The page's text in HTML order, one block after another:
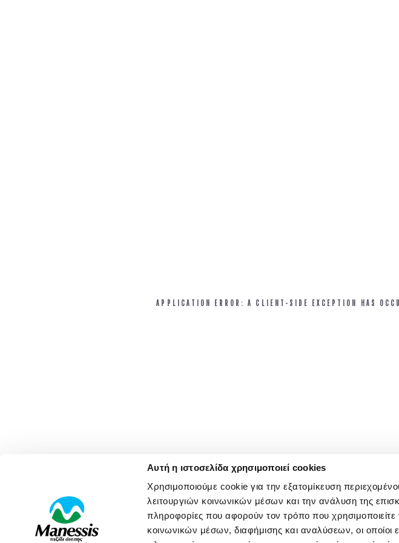
Αυτή η ιστοσελίδα χρησιμοποιεί cookies
Χρησιμοποιούμε cookie για την εξατομίκευση
λειτουργιών κοινωνικών μέσων και την ανάλυση της
πληροφορίες που αφορούν τον τρόπο που χρησιμοποιείτε
κοινωνικών μέσων, διαφήμισης και αναλύσεων, οι
APPLICATION ERROR: A CLIENT-SIDE EXCEPTION HAS